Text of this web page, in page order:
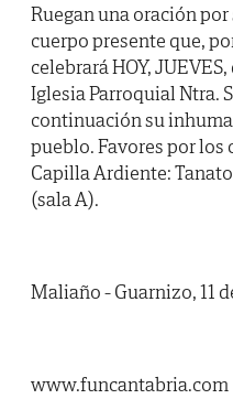
Ruegan una oración
cuerpo presente que,
celebrará HOY,
Iglesia Parroquial Ntra.
continuación su
pueblo. Favores por los
Capilla Ardiente:
(sala A).
Maliaño - Guarnizo, 11
www.funcantabria.com